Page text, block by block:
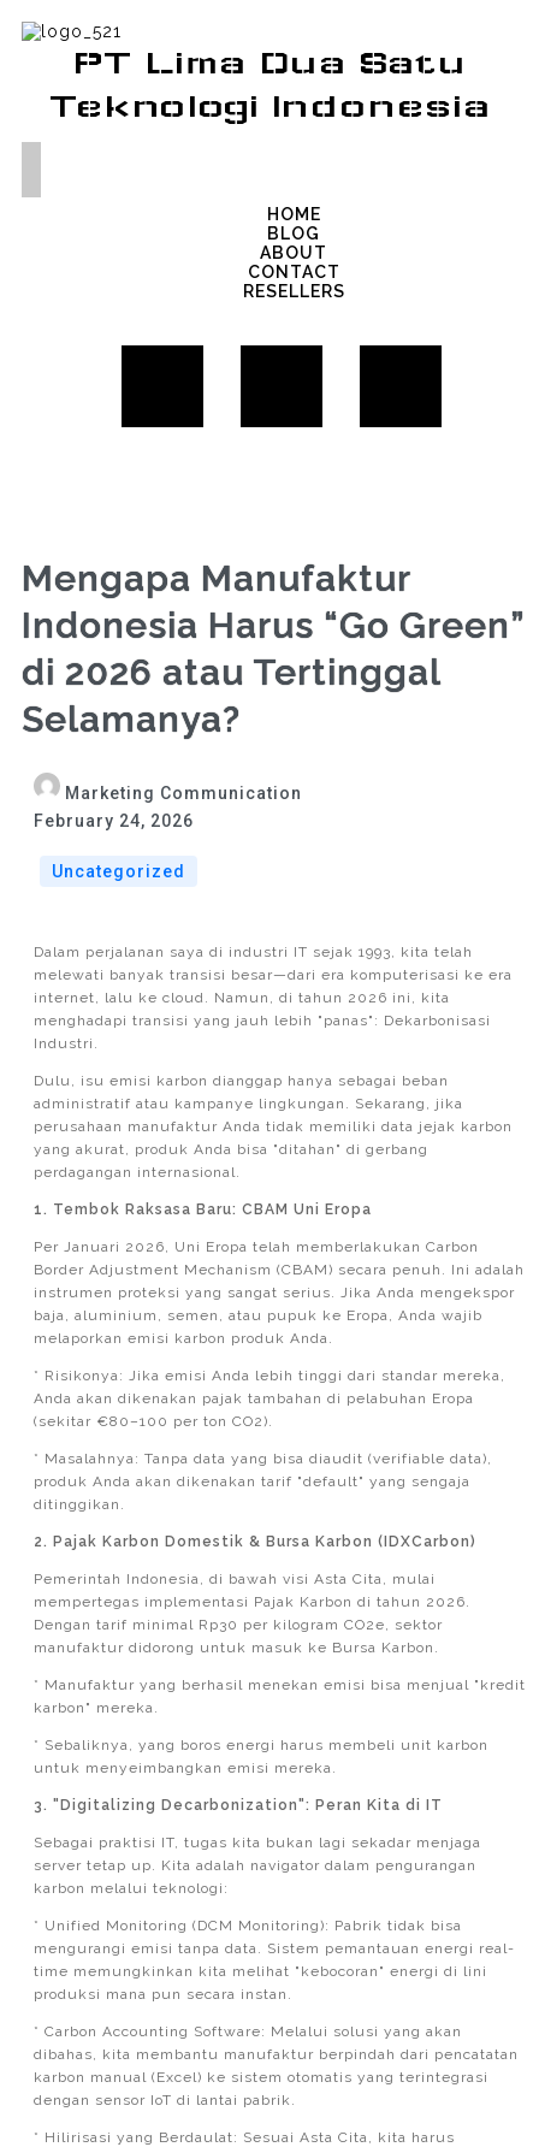
PT Lima Dua Satu
Teknologi Indonesia
HOME
BLOG
ABOUT
CONTACT
RESELLERS
Mengapa Manufaktur
Indonesia Harus “Go Green”
di 2026 atau Tertinggal
Selamanya?
Marketing Communication
February 24, 2026
Uncategorized
Dalam perjalanan saya di industri IT sejak 1993, kita telah
melewati banyak transisi besar—dari era komputerisasi ke era
internet, lalu ke cloud. Namun, di tahun 2026 ini, kita
menghadapi transisi yang jauh lebih "panas": Dekarbonisasi
Industri.
Dulu, isu emisi karbon dianggap hanya sebagai beban
administratif atau kampanye lingkungan. Sekarang, jika
perusahaan manufaktur Anda tidak memiliki data jejak karbon
yang akurat, produk Anda bisa "ditahan" di gerbang
perdagangan internasional.
1. Tembok Raksasa Baru: CBAM Uni Eropa
Per Januari 2026, Uni Eropa telah memberlakukan Carbon
Border Adjustment Mechanism (CBAM) secara penuh. Ini adalah
instrumen proteksi yang sangat serius. Jika Anda mengekspor
baja, aluminium, semen, atau pupuk ke Eropa, Anda wajib
melaporkan emisi karbon produk Anda.
* Risikonya: Jika emisi Anda lebih tinggi dari standar mereka,
Anda akan dikenakan pajak tambahan di pelabuhan Eropa
(sekitar €80–100 per ton CO2).
* Masalahnya: Tanpa data yang bisa diaudit (verifiable data),
produk Anda akan dikenakan tarif "default" yang sengaja
ditinggikan.
2. Pajak Karbon Domestik & Bursa Karbon (IDXCarbon)
Pemerintah Indonesia, di bawah visi Asta Cita, mulai
mempertegas implementasi Pajak Karbon di tahun 2026.
Dengan tarif minimal Rp30 per kilogram CO2e, sektor
manufaktur didorong untuk masuk ke Bursa Karbon.
* Manufaktur yang berhasil menekan emisi bisa menjual "kredit
karbon" mereka.
* Sebaliknya, yang boros energi harus membeli unit karbon
untuk menyeimbangkan emisi mereka.
3. "Digitalizing Decarbonization": Peran Kita di IT
Sebagai praktisi IT, tugas kita bukan lagi sekadar menjaga
server tetap up. Kita adalah navigator dalam pengurangan
karbon melalui teknologi:
* Unified Monitoring (DCM Monitoring): Pabrik tidak bisa
mengurangi emisi tanpa data. Sistem pemantauan energi real-
time memungkinkan kita melihat "kebocoran" energi di lini
produksi mana pun secara instan.
* Carbon Accounting Software: Melalui solusi yang akan
dibahas, kita membantu manufaktur berpindah dari pencatatan
karbon manual (Excel) ke sistem otomatis yang terintegrasi
dengan sensor IoT di lantai pabrik.
* Hilirisasi yang Berdaulat: Sesuai Asta Cita, kita harus